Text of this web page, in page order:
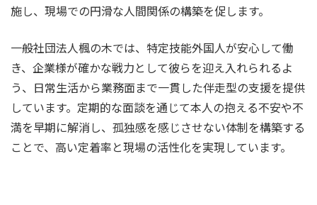
施し、現場での円滑な人間関係の構築を促します。
一般社団法人楓の木では、特定技能外国人が安心して働
き、企業様が確かな戦力として彼らを迎え入れられるよ
う、日常生活から業務面まで一貫した伴走型の支援を提供
しています。定期的な面談を通じて本人の抱える不安や不
満を早期に解消し、孤独感を感じさせない体制を構築する
ことで、高い定着率と現場の活性化を実現しています。